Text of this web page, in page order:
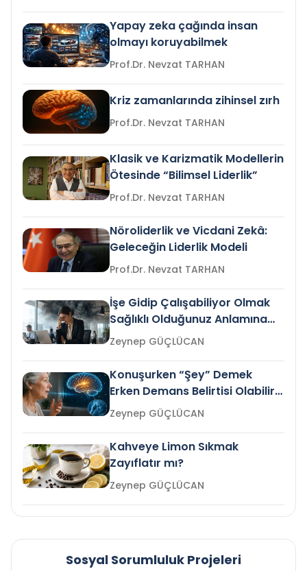
Yapay zeka çağında insan
olmayı koruyabilmek
Prof.Dr. Nevzat TARHAN
Kriz zamanlarında zihinsel zırh
Prof.Dr. Nevzat TARHAN
Klasik ve Karizmatik Modellerin
Ötesinde “Bilimsel Liderlik”
Prof.Dr. Nevzat TARHAN
Nöroliderlik ve Vicdani Zekâ:
Geleceğin Liderlik Modeli
Prof.Dr. Nevzat TARHAN
İşe Gidip Çalışabiliyor Olmak
Sağlıklı Olduğunuz Anlamına
Gelir mi?Zeynep GÜÇLÜCAN
Konuşurken “Şey” Demek
Erken Demans Belirtisi Olabilir
mi?
Zeynep GÜÇLÜCAN
Kahveye Limon Sıkmak
Zayıflatır mı?
Zeynep GÜÇLÜCAN
Sosyal Sorumluluk Projeleri